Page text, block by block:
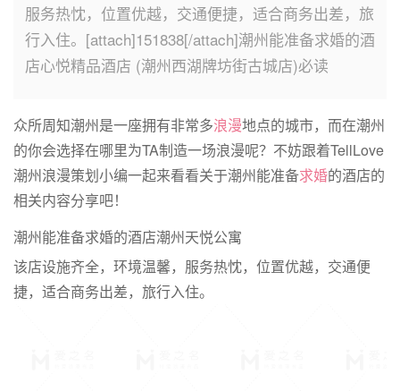
服务热忱，位置优越，交通便捷，适合商务出差，旅
行入住。[attach]151838[/attach]潮州能准备求婚的酒
店心悦精品酒店 (潮州西湖牌坊街古城店)必读
众所周知潮州是一座拥有非常多浪漫地点的城市，而在潮州
的你会选择在哪里为TA制造一场浪漫呢？不妨跟着TellLove
潮州浪漫策划小编一起来看看关于潮州能准备求婚的酒店的
相关内容分享吧！
潮州能准备求婚的酒店潮州天悦公寓
该店设施齐全，环境温馨，服务热忱，位置优越，交通便
捷，适合商务出差，旅行入住。